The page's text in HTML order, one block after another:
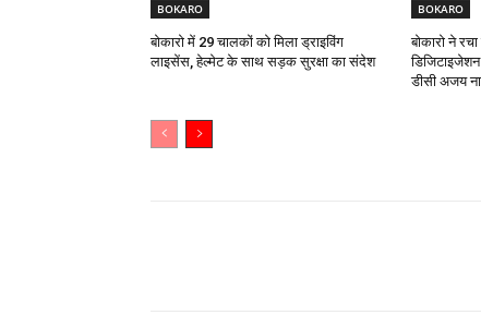
BOKARO
बोकारो में 29 चालकों को मिला ड्राइविंग
लाइसेंस, हेल्मेट के साथ सड़क सुरक्षा का संदेश
BOKARO
बोकारो ने
डीसी अजय